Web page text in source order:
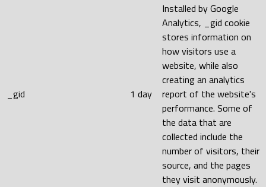
_gid 1 day
Installed by Google
Analytics, _gid cookie
stores information on
how visitors use a
website, while also
creating an analytics
report of the website's
performance. Some of
the data that are
collected include the
number of visitors, their
source, and the pages
they visit anonymously.